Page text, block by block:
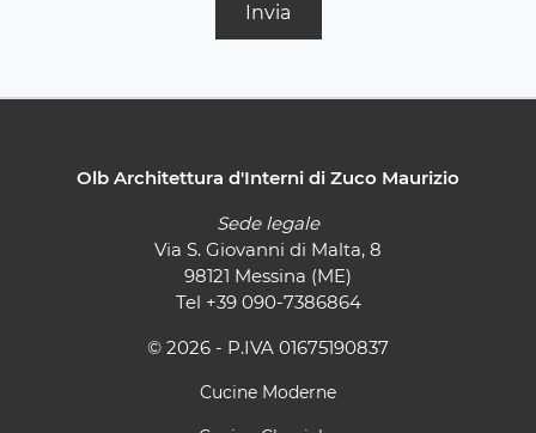
Invia
Olb Architettura d'Interni di Zuco Maurizio
Sede legale
Via S. Giovanni di Malta, 8
98121 Messina (ME)
Tel +39 090-7386864
© 2026 - P.IVA 01675190837
Cucine Moderne